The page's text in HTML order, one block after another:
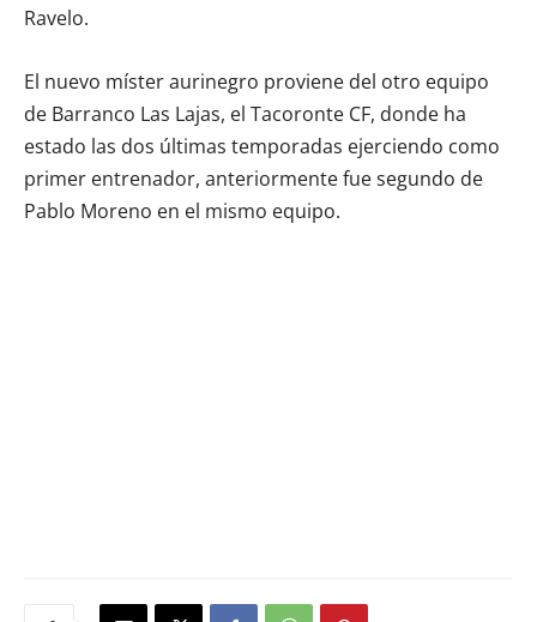
Ravelo.
El nuevo míster aurinegro proviene del otro equipo
de Barranco Las Lajas, el Tacoronte CF, donde ha
estado las dos últimas temporadas ejerciendo como
primer entrenador, anteriormente fue segundo de
Pablo Moreno en el mismo equipo.